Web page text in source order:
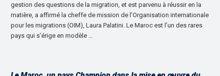
gestion des questions de la migration, et est parvenu à réussir en la
matière, a affirmé la cheffe de mission de l’Organisation internationale
pour les migrations (OIM), Laura Palatini. Le Maroc est l’un des rares
pays qui s’érige en modèle …